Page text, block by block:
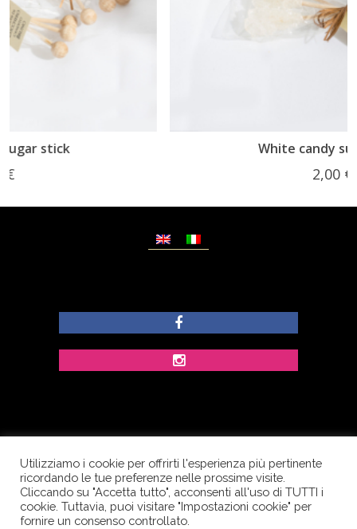
White candy sugar stick
© Copyright Dolcezze di Ferrentino A. - P.IVA
IT02609400656 - Tutti i diritti riservati.
Corso Palatucci, 65 - 84013 Cava de’ Tirreni (SA) -
Utilizziamo i cookie per offrirti l'esperienza più pertinente
ricordando le tue preferenze nelle prossime visite.
Cliccando su "Accetta tutto", acconsenti all'uso di TUTTI i
cookie. Tuttavia, puoi visitare "Impostazioni cookie" per
fornire un consenso controllato.